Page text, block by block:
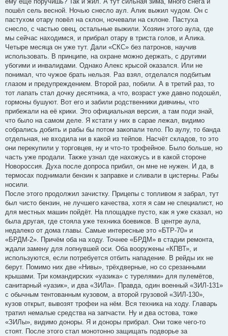
пошёл сель весной. Ночью снесло аул. Алик выжил чудом. Он с
пастухом отару повёл на склон, ночевали на склоне. Пастуха
снесло, с частью овец, остальные выжили. Хозяин этого аула, где
мы сейчас находимся, и прибрал отару в триста голов, и Алика.
Четыре месяца он уже тут. Дали «СКС» без патронов, научив
использовать. В принципе, на охране можно держать, с другими
убогими и инвалидами. Однако Алекс крысой оказался. Или не
понимал, что чужое брать нельзя. Раз взял, отделался подбитым
глазом и предупреждением. Второй раз, побили. А в третий раз, то
тот лапать стал дочку десятника, а что, возраст уже давно подошёл,
гормоны бушуют. Вот его и забили родственники дивчины, что
прибежали на её крики. Это официальная версия, а там поди знай,
что было на самом деле. Я кстати у них в сарае лежал, видимо
собрались добить и рабы бы потом закопали тело. По аулу, то банда
отдельная, не входила ни в какой из тейпов. Насчёт складов, то это
они перекупили у торговцев, ну и что-то трофейное. Было больше, но
часть уже продали. Также узнал где нахожусь и в какой стороне
Новороссия. Духа после допроса прибил, он мне не нужен. И да, в
термосах поднимали бензин к заправке и сливали в цистерны. Рабы
носили.
После этого продолжил зачистку. Прицепы с топливом я забрал, тут
был чисто бензин, не лучшего качества, хотя я сам не специалист, но
для местных машин пойдёт. На площадке пусто, как я уже сказал, но
была другая, где стояла уже техника боевиков. В центре аула,
недалеко от дома главы. Самые интересные это «БТР-70» и
«БРДМ-2». Причём оба на ходу. Точнее «БРДМ» в стадии ремонта,
ждали замену для лопнувшей оси. Оба вооружены «КПВТ», и
используются, если потребуется отбить нападение. В рейды их не
берут. Помимо них две «Нивы», трёхдверные, но со срезанными
крышами. Три командирских «уазика» с турелями» для пулемётов,
санитарный «уазик», и два «ЗИЛа». Правда, один военный «ЗИЛ-131»
с обычным тентованным кузовом, а второй грузовой «ЗИЛ-130»,
кузов открыт, вывозят трофеи на нём. Вся техника на ходу. Главарь
тратил немалые средства на запчасти. Ну и два остова, тоже
«ЗИЛы», видимо доноры. Я и доноры прибрал. Они тоже чего-то
стоят. После этого стал монотонно защищать подворье за